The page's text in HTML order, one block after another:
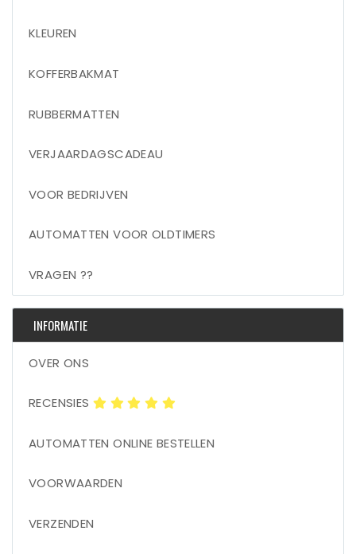
KLEUREN
KOFFERBAKMAT
RUBBERMATTEN
VERJAARDAGSCADEAU
VOOR BEDRIJVEN
AUTOMATTEN VOOR OLDTIMERS
VRAGEN ??
INFORMATIE
OVER ONS
RECENSIES
AUTOMATTEN ONLINE BESTELLEN
VOORWAARDEN
VERZENDEN